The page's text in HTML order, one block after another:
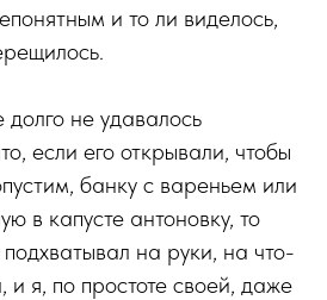
и то ли виделось,
не удавалось
если его открывали, чтобы
банку с вареньем или
в капусте антоновку, то
на руки, на что-
и я, по простоте своей, даже